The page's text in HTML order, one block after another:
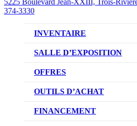
5225 Boulevard Jean-XXIII, Trois-
374-3330
INVENTAIRE
VÉHICULES NEUFS
VÉHICULES D’OCCASION
SALLE D’EXPOSITION
OFFRES
OFFRE DE VÉHICULES
OFFRES DU
OUTILS D’ACHAT
CL!QUEZ ET ACHETEZ
FINANCEMENT